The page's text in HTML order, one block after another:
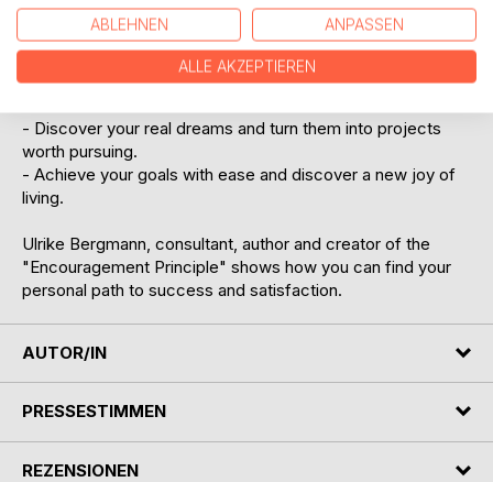
really important for you and your life. You check old beliefs
and let go of unnecessary burdens. In this way you create
space for your dreams, which you can now easily and
effectively realize.
- Discover your real dreams and turn them into projects
worth pursuing.
- Achieve your goals with ease and discover a new joy of
living.
Ulrike Bergmann, consultant, author and creator of the
"Encouragement Principle" shows how you can find your
personal path to success and satisfaction.
AUTOR/IN
PRESSESTIMMEN
REZENSIONEN
ABLEHNEN ANPASSEN
ALLE AKZEPTIEREN